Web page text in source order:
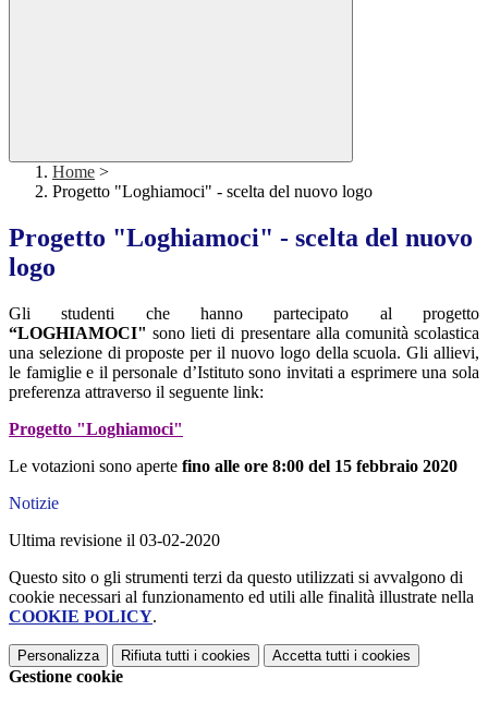
Home >
Progetto "Loghiamoci" - scelta del nuovo logo
Progetto "Loghiamoci" - scelta del nuovo
logo
Gli studenti che hanno partecipato al progetto
“LOGHIAMOCI" sono lieti di presentare alla comunità scolastica
una selezione di proposte per il nuovo logo della scuola. Gli allievi,
le famiglie e il personale d’Istituto sono invitati a esprimere una sola
preferenza attraverso il seguente link:
Progetto "Loghiamoci"
Le votazioni sono aperte fino alle ore 8:00 del 15 febbraio 2020
Notizie
Ultima revisione il 03-02-2020
Questo sito o gli strumenti terzi da questo utilizzati si avvalgono di
cookie necessari al funzionamento ed utili alle finalità illustrate nella
COOKIE POLICY.
Personalizza Rifiuta tutti i cookies Accetta tutti i cookies
Gestione cookie